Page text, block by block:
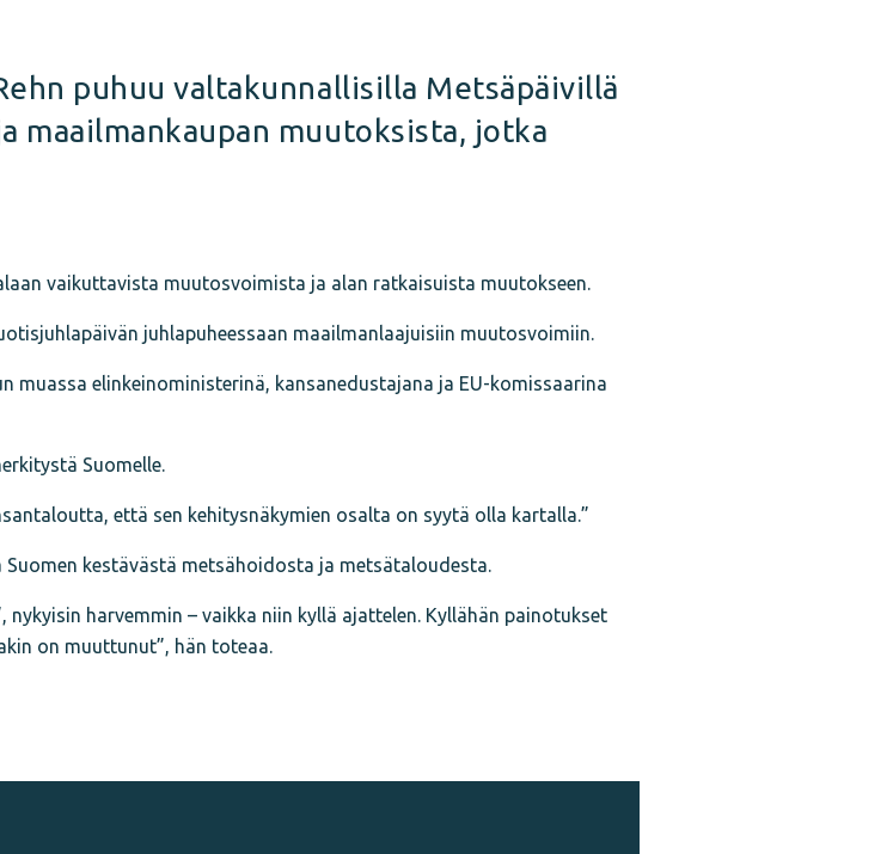
puhuu valtakunnallisilla Metsäpäivillä
maailmankaupan muutoksista, jotka
vaikuttavista muutosvoimista ja alan ratkaisuista muutokseen.
juhlapuheessaan maailmanlaajuisiin muutosvoimiin.
muassa elinkeinoministerinä, kansanedustajana ja EU-komissaarina
Suomelle.
että sen kehitysnäkymien osalta on syytä olla kartalla.”
kestävästä metsähoidosta ja metsätaloudesta.
nykyisin harvemmin – vaikka niin kyllä ajattelen. Kyllähän painotukset
on muuttunut”, hän toteaa.